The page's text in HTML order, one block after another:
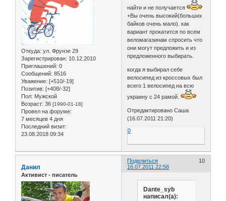
Откуда: ул. Фрунзе 29
Зарегистрирован: 10.12.2010
Приглашений: 0
Сообщений: 8516
Уважение: [+510/-19]
Позитив: [+408/-32]
Пол: Мужской
Возраст: 36 [1990-01-18]
Провел на форуме:
7 месяцев 4 дня
Последний визит:
23.08.2018 09:34
найти и не получается
+Вы очень высокий(больших
байков очень мало). как
вариант прокатится по всем
веломагазинам спросить что
они могут предложить и из
предложенного выбирать.
когда я выбирал себе
велосипед из кроссовых был
всего 1 велосипед на всю
украину с 24 рамой.
Отредактировано Саша
(16.07.2011 21:20)
0
Поделиться
10
16.07.2011 22:58
Данил
Активист - писатель
Dante_syb
написал(а):